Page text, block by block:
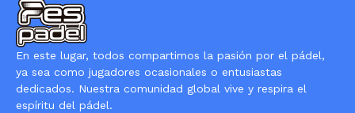
En este lugar, todos compartimos la pasión por el pádel,
ya sea como jugadores ocasionales o entusiastas
dedicados. Nuestra comunidad global vive y respira el
espíritu del pádel.